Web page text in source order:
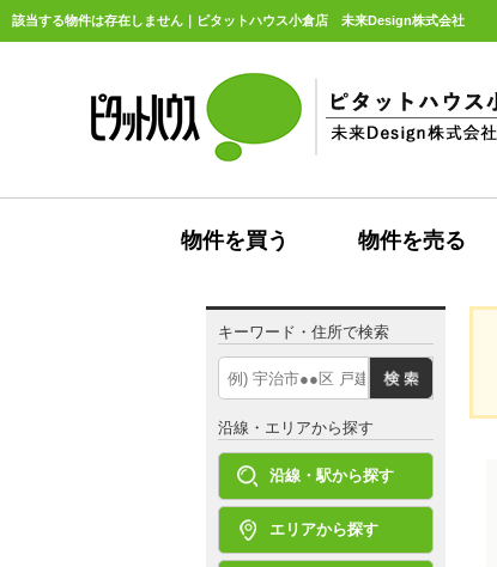
該当する物件は存在しません｜ピタットハウス小倉店 未来Design株式会社
物件を買う 物件を売る
キーワード・住所で検索
沿線・エリアから探す
沿線・駅から探す
エリアから探す